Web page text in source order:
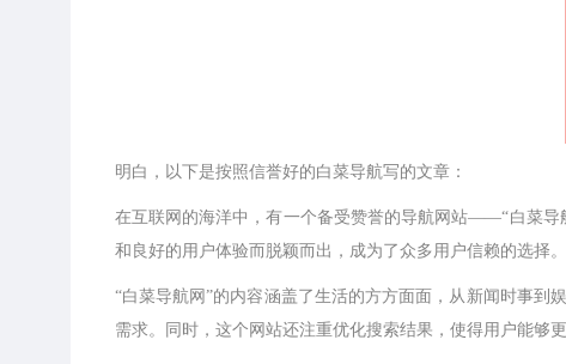
明白，以下是按照信誉好的白菜导航写的文章：
在互联网的海洋中，有一个备受赞誉的导航网站——“白菜导
和良好的用户体验而脱颖而出，成为了众多用户信赖的选择。
“白菜导航网”的内容涵盖了生活的方方面面，从新闻时事
需求。同时，这个网站还注重优化搜索结果，使得用户能够